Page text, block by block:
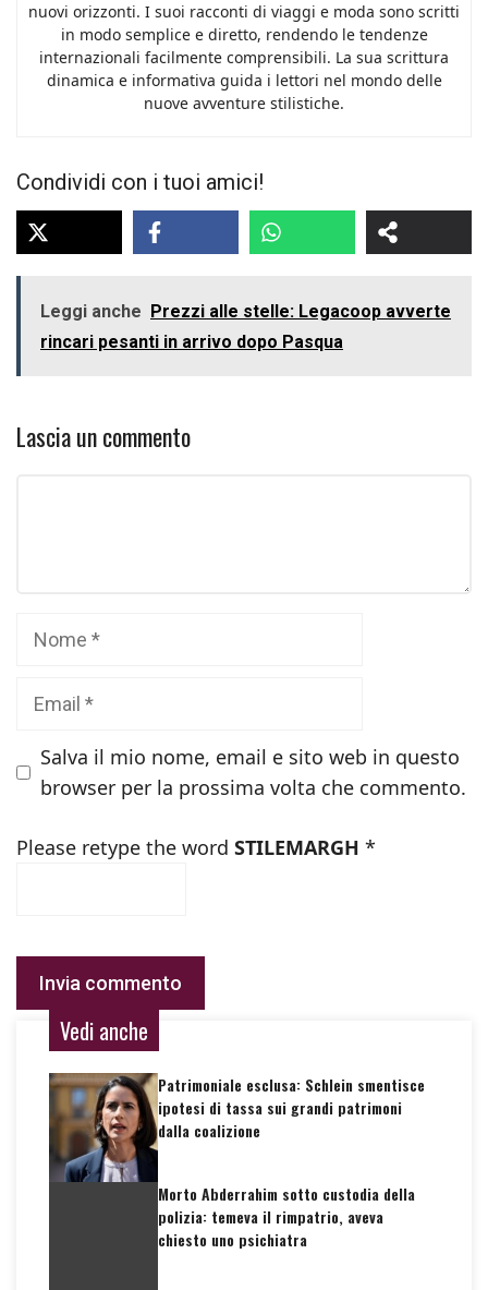
nuovi orizzonti. I suoi racconti di viaggi e moda sono scritti
in modo semplice e diretto, rendendo le tendenze
internazionali facilmente comprensibili. La sua scrittura
dinamica e informativa guida i lettori nel mondo delle
nuove avventure stilistiche.
Condividi con i tuoi amici!
Leggi anche Prezzi alle stelle: Legacoop avverte
rincari pesanti in arrivo dopo Pasqua
Lascia un commento
Salva il mio nome, email e sito web in questo
browser per la prossima volta che commento.
Please retype the word STILEMARGH *
Vedi anche
Patrimoniale esclusa: Schlein smentisce
ipotesi di tassa sui grandi patrimoni
dalla coalizione
Morto Abderrahim sotto custodia della
polizia: temeva il rimpatrio, aveva
chiesto uno psichiatra